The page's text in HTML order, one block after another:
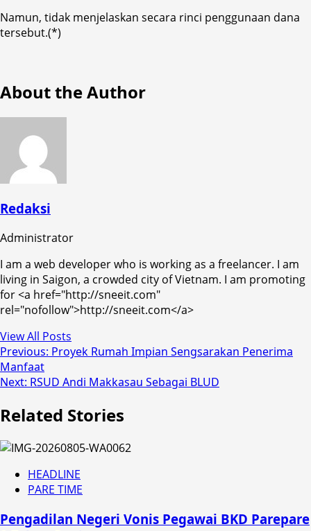
Namun, tidak menjelaskan secara rinci penggunaan dana
tersebut.(*)
About the Author
Redaksi
Administrator
I am a web developer who is working as a freelancer. I am
living in Saigon, a crowded city of Vietnam. I am promoting
for <a href="http://sneeit.com"
rel="nofollow">http://sneeit.com</a>
View All Posts
Post
navigation
Previous: Proyek Rumah Impian Sengsarakan Penerima
Manfaat
Next: RSUD Andi Makkasau Sebagai BLUD
Related Stories
HEADLINE
PARE TIME
Pengadilan Negeri Vonis Pegawai BKD Parepare